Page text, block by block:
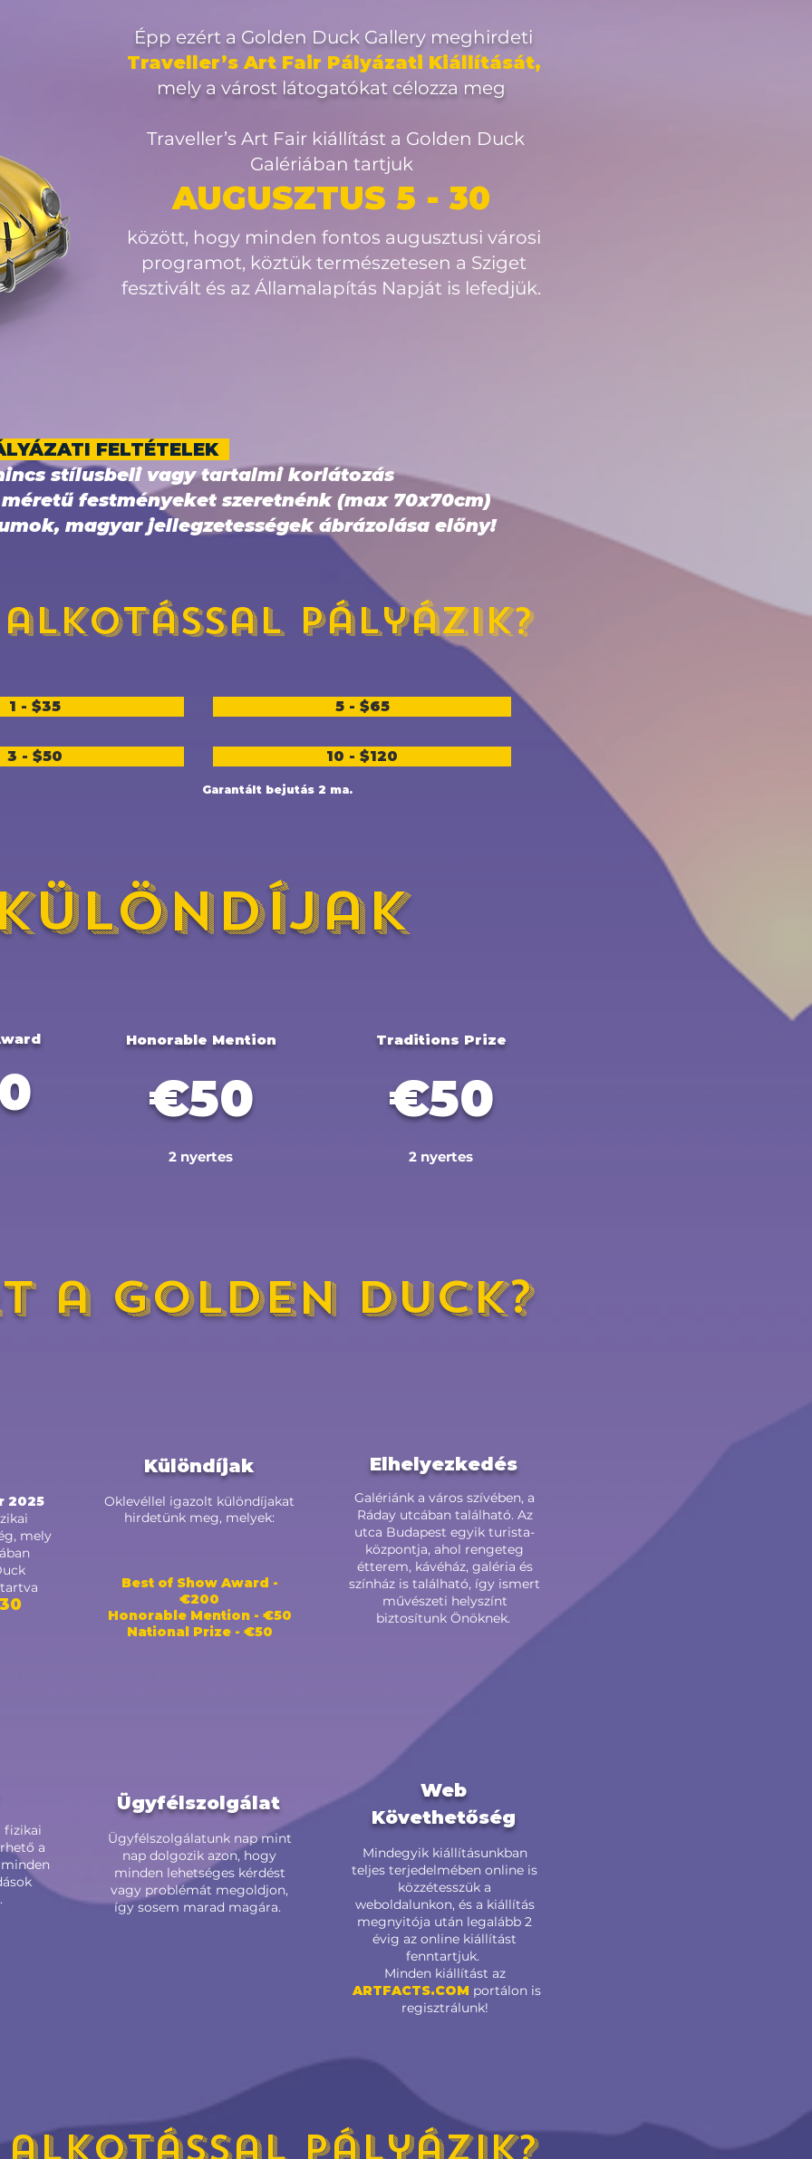
Épp ezért a Golden Duck Gallery meghirdeti
Traveller’s Art Fair Pályázati Kiállítását,
mely a várost látogatókat célozza meg
Traveller’s Art Fair kiállítást a Golden Duck
Galériában tartjuk
AUGUSZTUS 5 - 30
között, hogy minden fontos augusztusi városi
programot, köztük természetesen a Sziget
fesztivált és az Államalapítás Napját is lefedjük.
FELTÉTELEK
stílusbeli vagy tartalmi korlátozás
méretű festményeket szeretnénk (max 70x70cm)
magyar jellegzetességek ábrázolása előny!
alkotással pályázik?
1 - $35
3 - $50
5 - $65
10 - $120
Garantált bejutás 2 ma.
Honorable Mention
€50
2 nyertes
Traditions Prize
€50
2 nyertes
a Golden Duck?
2025
mely
fizikai
a
Különdíjak
Oklevéllel igazolt különdíjakat
hirdetünk meg, melyek:
Best of Show Award -
€200
Honorable Mention - €50
National Prize - €50
Ügyfélszolgálat
Ügyfélszolgálatunk nap mint
nap dolgozik azon, hogy
minden lehetséges kérdést
vagy problémát megoldjon,
így sosem marad magára.
Elhelyezkedés
Galériánk a város szívében, a
Ráday utcában található. Az
utca Budapest egyik turista-
központja, ahol rengeteg
étterem, kávéház, galéria és
színház is található, így ismert
művészeti helyszínt
biztosítunk Önöknek.
Web
Követhetőség
Mindegyik kiállításunkban
teljes terjedelmében online is
közzétesszük a
weboldalunkon, és a kiállítás
megnyitója után legalább 2
évig az online kiállítást
fenntartjuk.
Minden kiállítást az
ARTFACTS.COM portálon is
regisztrálunk!
alkotással pályázik?